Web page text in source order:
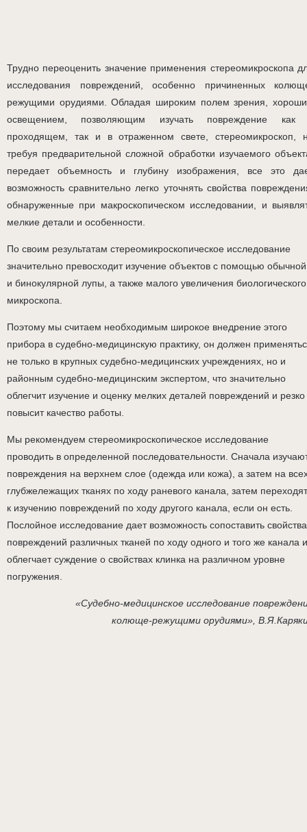
Трудно переоценить значение применения стереомикроскопа
исследования повреждений, особенно причиненных
режущими орудиями. Обладая широким полем зрения,
освещением, позволяющим изучать повреждение как
проходящем, так и в отраженном свете, стереомикроскоп,
требуя предварительной сложной обработки изучаемого
передает объемность и глубину изображения, все это
возможность сравнительно легко уточнять свойства
обнаруженные при макроскопическом исследовании, и
мелкие детали и особенности.
По своим результатам стереомикроскопическое исследование
значительно превосходит изучение объектов с помощью обычной
и бинокулярной лупы, а также малого увеличения биологического
микроскопа.
Поэтому мы считаем необходимым широкое внедрение этого
прибора в судебно-медицинскую практику, он должен
не только в крупных судебно-медицинских учреждениях, но и
районным судебно-медицинским экспертом, что значительно
облегчит изучение и оценку мелких деталей повреждений и резко
повысит качество работы.
Мы рекомендуем стереомикроскопическое исследование
проводить в определенной последовательности. Сначала
повреждения на верхнем слое (одежда или кожа), а затем на
глубжележащих тканях по ходу раневого канала, затем переходят
к изучению повреждений по ходу другого канала, если он есть.
Послойное исследование дает возможность сопоставить свойства
повреждений различных тканей по ходу одного и того же канала и
облегчает суждение о свойствах клинка на различном уровне
погружения.
«Судебно-медицинское исследование
колюще-режущими орудиями»,